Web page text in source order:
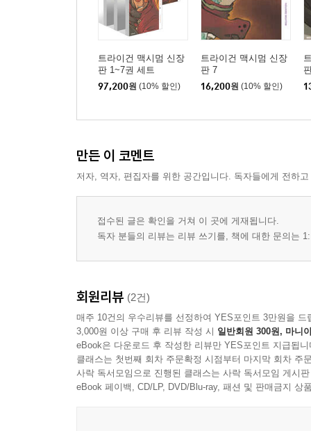
트라이건 맥시멈 신장
판 1~7권 세트
97,200원 (10% 할인)
트라이건 맥시멈 신장
판 7
16,200원 (10% 할인)
만든 이 코멘트
저자, 역자, 편집자를 위한 공간입니다. 독자들에게 전하
접수된 글은 확인을 거쳐 이 곳에 게재됩니다.
독자 분들의 리뷰는 리뷰 쓰기를, 책에 대한 문의는
회원리뷰 (2건)
매주 10건의 우수리뷰를 선정하여 YES포인트 3만원을 드
3,000원 이상 구매 후 리뷰 작성 시 일반회원 300원, 마니
eBook은 다운로드 후 작성한 리뷰만 YES포인트 지급됩니
클래스는 첫번째 회차 주문확정 시점부터 마지막 회차 주
사락 독서모임으로 진행된 클래스는 사락 독서모임 게시
eBook 페이백, CD/LP, DVD/Blu-ray, 패션 및 판매금지 상